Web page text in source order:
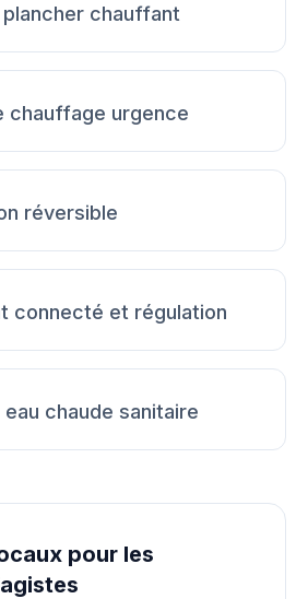
chauffant
chauffage urgence
réversible
connecté et régulation
chaude sanitaire
pour les